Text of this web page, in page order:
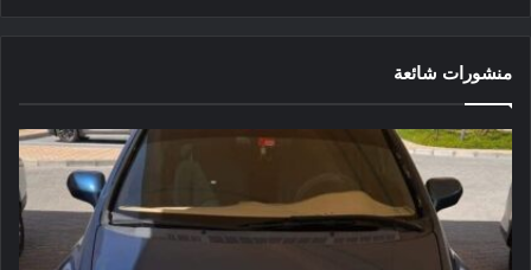
منشورات شائعة